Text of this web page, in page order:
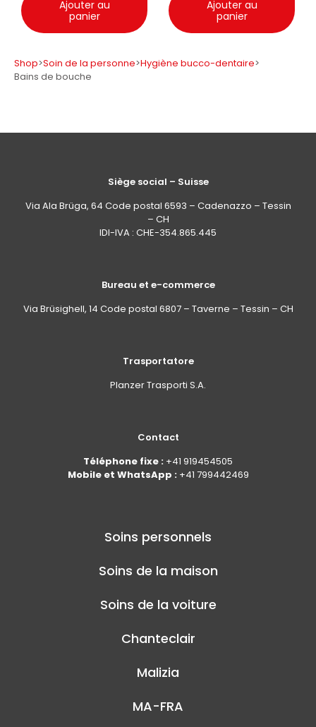
Ajouter au
panier
Ajouter au
panier
Shop>Soin de la personne>Hygiène bucco-dentaire>
Bains de bouche
Siège social – Suisse
Via Ala Brüga, 64 Code postal 6593 – Cadenazzo – Tessin
– CH
IDI-IVA : CHE-354.865.445
Bureau et e-commerce
Via Brüsighell, 14 Code postal 6807 – Taverne – Tessin – CH
Trasportatore
Planzer Trasporti S.A.
Contact
Téléphone fixe : +41 919454505
Mobile et WhatsApp : +41 799442469
Soins personnels
Soins de la maison
Soins de la voiture
Chanteclair
Malizia
MA-FRA